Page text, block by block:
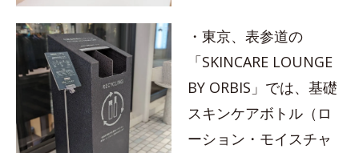
・東京、表参道の
「SKINCARE LOUNGE
BY ORBIS」では、基礎
スキンケアボトル（ロ
ーション・モイスチャ